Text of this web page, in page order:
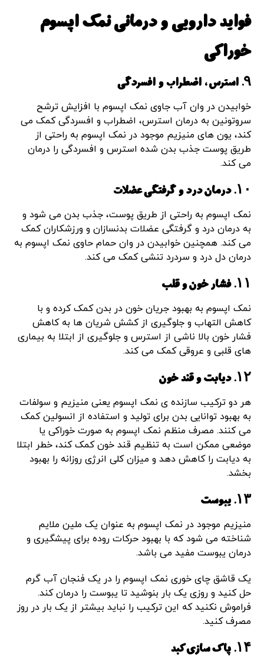
فواید دارویی و درمانی نمک اپسوم
خوراکی
۹. استرس، اضطراب و افسردگی
خوابیدن در وان آب جاوی نمک اپسوم با افزایش ترشح
سروتونین به درمان استرس، اضطراب و افسردگی کمک می
کند، یون های منیزیم موجود در نمک اپسوم به راحتی از
طریق پوست جذب بدن شده استرس و افسردگی را درمان
می کند.
۱۰. درمان درد و گرفتگی عضلات
نمک اپسوم به راحتی از طریق پوست، جذب بدن می شود و
به درمان درد و گرفتگی عضلات بدنسازان و ورزشکاران کمک
می کند. همچنین خوابیدن در وان حمام حاوی نمک اپسوم به
درمان دل درد و سردرد تنشی کمک می کند.
۱۱. فشار خون و قلب
نمک اپسوم به بهبود جریان خون در بدن کمک کرده و با
کاهش التهاب و جلوگیری از کشش شریان ها به کاهش
فشار خون بالا ناشی از استرس و جلوگیری از ابتلا به بیماری
های قلبی و عروقی کمک می کند.
۱۲. دیابت و قند خون
هر دو ترکیب سازنده ی نمک اپسوم یعنی منیزیم و سولفات
به بهبود توانایی بدن برای تولید و استفاده از انسولین کمک
می کنند. مصرف منظم نمک اپسوم به صورت خوراکی یا
موضعی ممکن است به تنظیم قند خون کمک کند، خطر ابتلا
به دیابت را کاهش دهد و میزان کلی انرژی روزانه را بهبود
بخشد.
۱۳. یبوست
منیزیم موجود در نمک اپسوم به عنوان یک ملین ملایم
شناخته می شود که با بهبود حرکات روده برای پیشگیری و
درمان یبوست مفید می باشد.
یک قاشق چای خوری نمک اپسوم را در یک فنجان آب گرم
حل کنید و روزی یک بار بنوشید تا یبوست را درمان کند.
فراموش نکنید که این ترکیب را نباید بیشتر از یک بار در روز
مصرف کنید.
۱۴. پاک سازی کبد